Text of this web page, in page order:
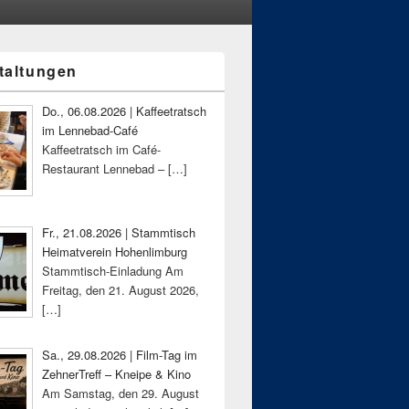
Do., 06.08.2026 | Kaffeetratsch
im Lennebad-Café
Kaffeetratsch im Café-
Restaurant Lennebad –[…]
Fr., 21.08.2026 | Stammtisch
Heimatverein Hohenlimburg
Stammtisch-Einladung Am
Freitag, den 21. August 2026,
[…]
Sa., 29.08.2026 | Film-Tag im
ZehnerTreff – Kneipe & Kino
Am Samstag, den 29. August